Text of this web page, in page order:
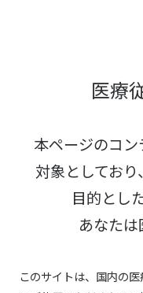
医療
本ページのコ
対象としており、
目的とし
あなた
このサイトは、国内の